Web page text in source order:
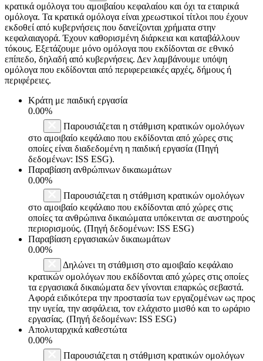
κρατικά ομόλογα του αμοιβαίου κεφαλαίου και όχι τα εταιρικά
ομόλογα. Τα κρατικά ομόλογα είναι χρεωστικοί τίτλοι που έχουν
εκδοθεί από κυβερνήσεις που δανείζονται χρήματα στην
κεφαλαιαγορά. Έχουν καθορισμένη διάρκεια και καταβάλλουν
τόκους. Εξετάζουμε μόνο ομόλογα που εκδίδονται σε εθνικό
επίπεδο, δηλαδή από κυβερνήσεις. Δεν λαμβάνουμε υπόψη
ομόλογα που εκδίδονται από περιφερειακές αρχές, δήμους ή
περιφέρειες.
Κράτη με παιδική εργασία
0.00%
Παρουσιάζεται η στάθμιση κρατικών ομολόγων
στο αμοιβαίο κεφάλαιο που εκδίδονται από χώρες στις
οποίες είναι διαδεδομένη η παιδική εργασία (Πηγή
δεδομένων: ISS ESG).
Παραβίαση ανθρώπινων δικαιωμάτων
0.00%
Παρουσιάζεται η στάθμιση κρατικών ομολόγων
στο αμοιβαίο κεφάλαιο που εκδίδονται από χώρες στις
οποίες τα ανθρώπινα δικαιώματα υπόκεινται σε αυστηρούς
περιορισμούς. (Πηγή δεδομένων: ISS ESG)
Παραβίαση εργασιακών δικαιωμάτων
0.00%
Δηλώνει τη στάθμιση στο αμοιβαίο κεφάλαιο
κρατικών ομολόγων που εκδίδονται από χώρες στις οποίες
τα εργασιακά δικαιώματα δεν γίνονται επαρκώς σεβαστά.
Αφορά ειδικότερα την προστασία των εργαζομένων ως προς
την υγεία, την ασφάλεια, τον ελάχιστο μισθό και το ωράριο
εργασίας. (Πηγή δεδομένων: ISS ESG)
Απολυταρχικά καθεστώτα
0.00%
Παρουσιάζεται η στάθμιση κρατικών ομολόγων